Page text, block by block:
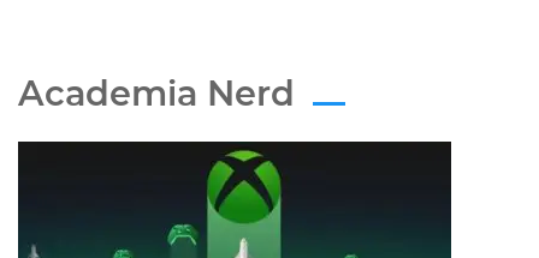
Academia Nerd